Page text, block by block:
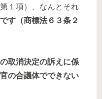
１項）、なんとそれ
す（商標法６３条２
取消決定の訴えに係
の合議体でできない